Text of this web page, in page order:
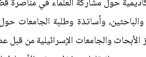
حول مشاركة العلماء في مناصرة
وأساتذة وطلبة الجامعات
والجامعات الإسرائيلية من قبل